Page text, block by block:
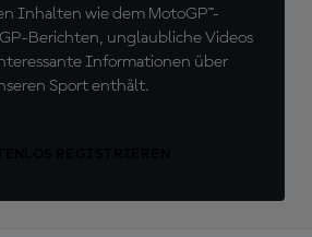
Inhalten wie dem MotoGP™-
Berichten, unglaubliche Videos
Informationen über
Sport enthält.